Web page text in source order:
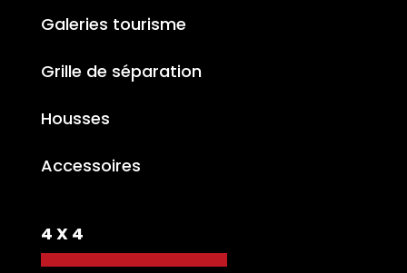
Galeries tourisme
Grille de séparation
Housses
Accessoires
4 X 4